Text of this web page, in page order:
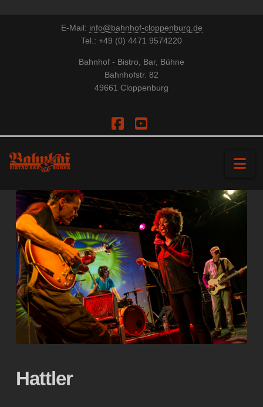
E-Mail: info@bahnhof-cloppenburg.de
Tel.: +49 (0) 4471 9574220
Bahnhof - Bistro, Bar, Bühne
Bahnhofstr. 82
49661 Cloppenburg
Facebook
YouTube
Hattler